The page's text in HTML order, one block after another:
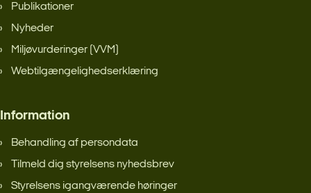
Publikationer
Nyheder
Miljøvurderinger (VVM)
Webtilgængelighedserklæring
Information
Behandling af persondata
Tilmeld dig styrelsens nyhedsbrev
Styrelsens igangværende høringer